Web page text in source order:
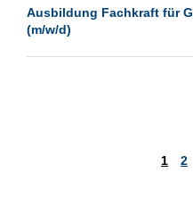
Ausbildung Fachkraft für
(m/w/d)
1 2